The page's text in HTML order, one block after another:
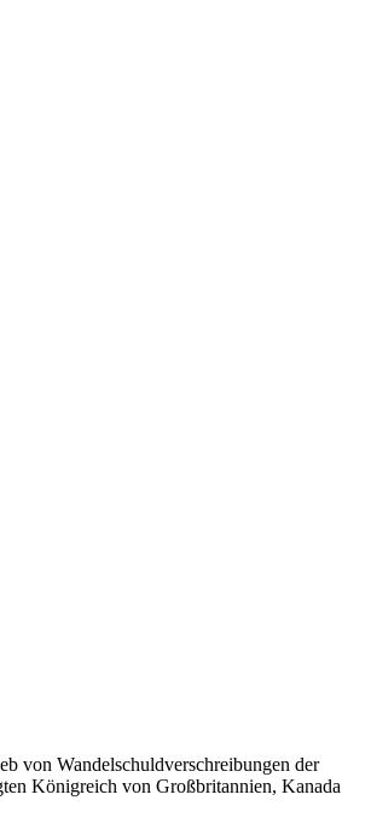
von Wandelschuldverschreibungen der
Königreich von Großbritannien, Kanada